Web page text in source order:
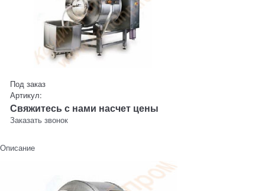
Под заказ
Артикул:
Свяжитесь с нами насчет цены
Заказать звонок
Описание